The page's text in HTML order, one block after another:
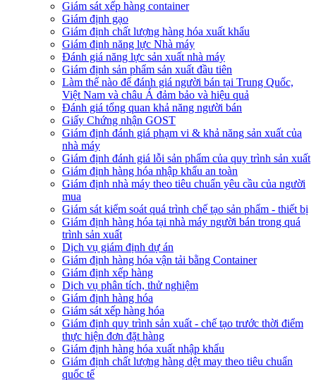
Giám sát xếp hàng container
Giám định gạo
Giám định chất lượng hàng hóa xuất khẩu
Giám định năng lực Nhà máy
Đánh giá năng lực sản xuất nhà máy
Giám định sản phẩm sản xuất đầu tiên
Làm thế nào để đánh giá người bán tại Trung Quốc,
Việt Nam và châu Á đảm bảo và hiệu quả
Đánh giá tổng quan khả năng người bán
Giấy Chứng nhận GOST
Giám định đánh giá phạm vi & khả năng sản xuất của
nhà máy
Giám định đánh giá lỗi sản phẩm của quy trình sản xuất
Giám định hàng hóa nhập khẩu an toàn
Giám định nhà máy theo tiêu chuẩn yêu cầu của người
mua
Giám sát kiểm soát quá trình chế tạo sản phẩm - thiết bị
Giám định hàng hóa tại nhà máy người bán trong quá
trình sản xuất
Dịch vụ giám định dự án
Giám định hàng hóa vận tải bằng Container
Giám định xếp hàng
Dịch vụ phân tích, thử nghiệm
Giám định hàng hóa
Giám sát xếp hàng hóa
Giám định quy trình sản xuất - chế tạo trước thời điểm
thực hiện đơn đặt hàng
Giám định hàng hóa xuất nhập khẩu
Giám định chất lượng hàng dệt may theo tiêu chuẩn
quốc tế